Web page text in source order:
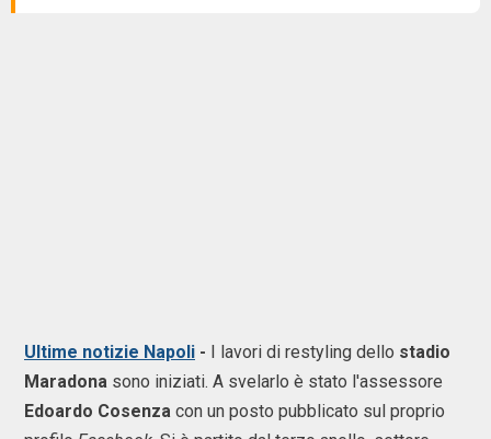
Ultime notizie Napoli - I lavori di restyling dello stadio
Maradona sono iniziati. A svelarlo è stato l'assessore
Edoardo Cosenza con un posto pubblicato sul proprio